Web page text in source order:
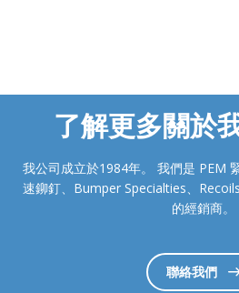
了解更多關於
我公司成立於1984年。 我們是 PEM
速鉚釘、Bumper Specialties、
的經銷商。
聯絡我們